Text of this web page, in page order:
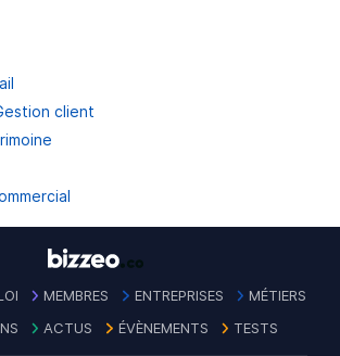
client
MEMBRES ENTREPRISES
MÉTIERS
ACTUS ÉVÈNEMENTS TESTS